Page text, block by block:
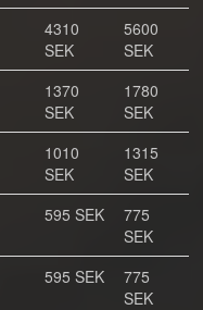
4310
SEK
5600
SEK
1370
SEK
1780
SEK
1010
SEK
1315
SEK
595 SEK
775
SEK
595 SEK
775
SEK